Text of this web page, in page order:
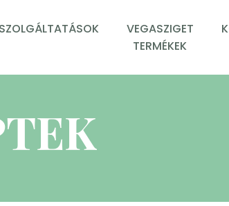
SZOLGÁLTATÁSOK
VEGASZIGET
TERMÉKEK